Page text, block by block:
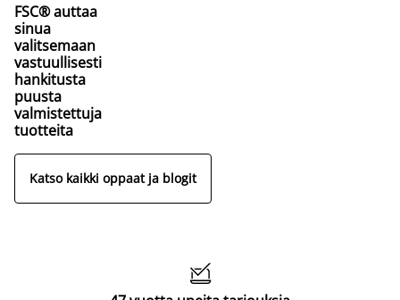
FSC® auttaa
sinua
valitsemaan
vastuullisesti
hankitusta
puusta
valmistettuja
tuotteita
Katso kaikki oppaat ja blogit
